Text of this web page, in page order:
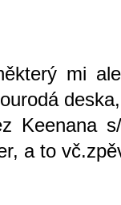
mi
Keenana
a to